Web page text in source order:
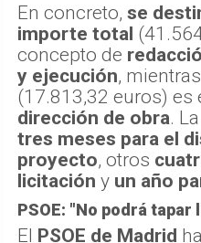
En concreto, se
importe total
concepto de
y ejecución,
(17.813,32 euros) es
dirección de obra.
tres meses para el
proyecto, otros
licitación y un año
PSOE: "No podrá tapar
El PSOE de Madrid